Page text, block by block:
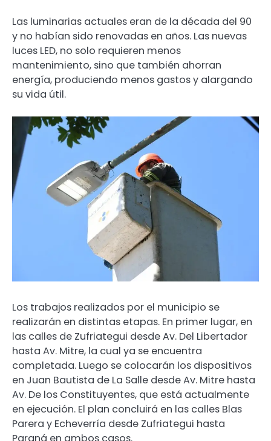
Las luminarias actuales eran de la década del 90
y no habían sido renovadas en años. Las nuevas
luces LED, no solo requieren menos
mantenimiento, sino que también ahorran
energía, produciendo menos gastos y alargando
su vida útil.
Los trabajos realizados por el municipio se
realizarán en distintas etapas. En primer lugar, en
las calles de Zufriategui desde Av. Del Libertador
hasta Av. Mitre, la cual ya se encuentra
completada. Luego se colocarán los dispositivos
en Juan Bautista de La Salle desde Av. Mitre hasta
Av. De los Constituyentes, que está actualmente
en ejecución. El plan concluirá en las calles Blas
Parera y Echeverría desde Zufriategui hasta